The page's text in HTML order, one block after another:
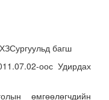
багш
оос Удирдах
өмгөөлөгчдийн